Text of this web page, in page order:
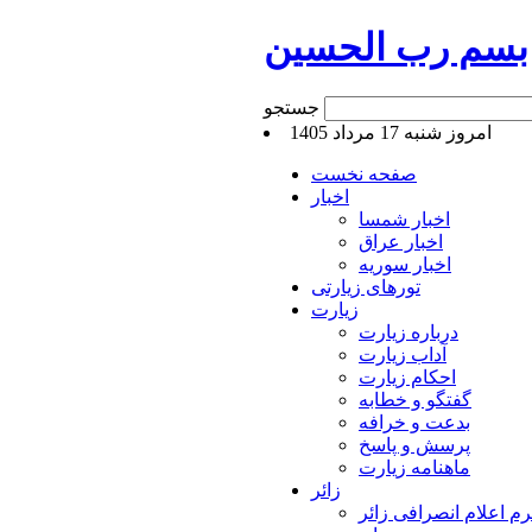
بسم رب الحسین
امروز شنبه 17 مرداد 1405
صفحه نخست
اخبار
اخبار شمسا
اخبار عراق
اخبار سوریه
تورهای زیارتی
زیارت
درباره زیارت
آداب زیارت
احکام زیارت
گفتگو و خطابه
بدعت و خرافه
پرسش و پاسخ
ماهنامه زیارت
زائر
اعلام انصرافی زائر